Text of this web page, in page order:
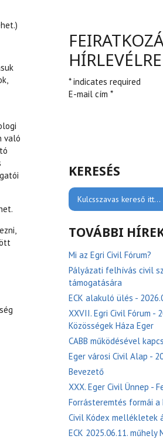
való
HÍRLEVÉLRE
* indicates required
E-mail cím *
KERESÉS
TOVÁBBI
Mi az Egri Civil Fórum?
Pályázati felhívás civil
támogatására
ECK alakuló ülés -
XXVII. Egri Civil Fórum -
Közösségek Háza Eger
CABB működésével
Eger városi Civil Alap -
Bevezető
XXX. Eger Civil Ünnep -
Forrásteremtés formái
Civil Kódex mellékletek
ECK 2025.06.11. műhely